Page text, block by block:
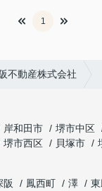
1
不動産株式会社
岸和田市 堺市中区
堺市西区 貝塚市
阪 鳳西町 澤